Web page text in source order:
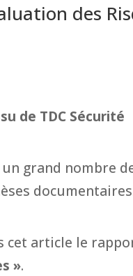
des
de TDC Sécurité
grand nombre
cet article le
».